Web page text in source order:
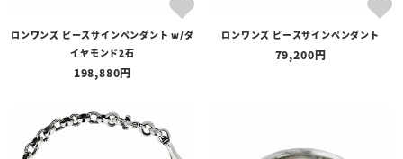
ロンワンズ ピースサインペンダント w/ダ
イヤモンド2石
198,880
ロンワンズ ピースサインペンダント
79,200